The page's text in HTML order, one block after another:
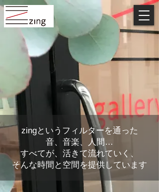
zingというフィルターを通った
音、音楽、人間…
すべてが、活きて流れていく、
そんな時間と空間を提供しています